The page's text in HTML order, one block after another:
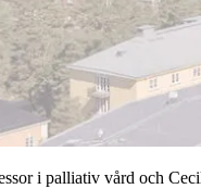
i palliativ vård och